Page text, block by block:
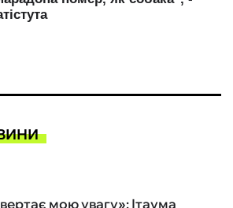
мою увагу»: Ітаума